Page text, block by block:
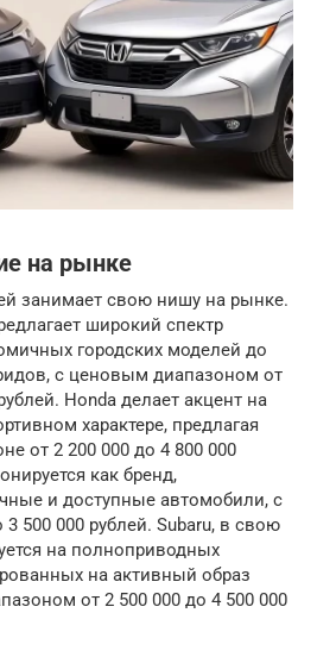
на рынке
занимает свою нишу на рынке.
широкий спектр
городских моделей до
с ценовым диапазоном от
Honda делает акцент на
характере, предлагая
от 2 200 000 до 4 800 000
как бренд,
и доступные автомобили, с
500 000 рублей. Subaru, в свою
на полноприводных
на активный образ
от 2 500 000 до 4 500 000